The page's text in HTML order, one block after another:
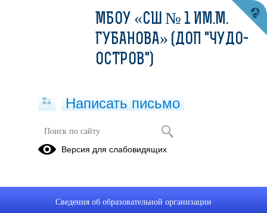
Разговоры о важном
МБОУ «СШ № 1 ИМ.М.
ГУБАНОВА» (ДОП "ЧУДО-
ОСТРОВ")
Написать письмо
Версия для слабовидящих
Сведения об образовательной организации